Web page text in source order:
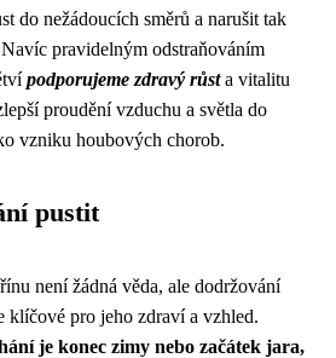
do nežádoucích směrů a narušit tak
pravidelným odstraňováním
podporujeme zdravý růsta vitalitu
proudění vzduchu a světla do
vzniku houbových chorob.
pustit
není žádná věda, ale dodržování
klíčové pro jeho zdraví a vzhled.
je konec zimy nebo začátek jara,